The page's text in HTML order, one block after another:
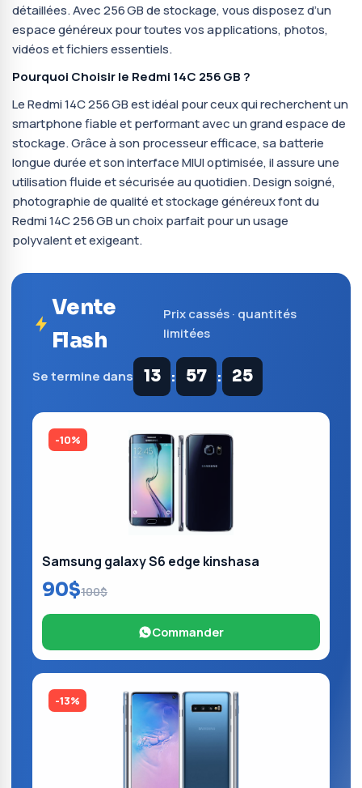
détaillées. Avec 256 GB de stockage, vous disposez d’un
espace généreux pour toutes vos applications, photos,
vidéos et fichiers essentiels.
Pourquoi Choisir le Redmi 14C 256 GB ?
Le Redmi 14C 256 GB est idéal pour ceux qui recherchent un
smartphone fiable et performant avec un grand espace de
stockage. Grâce à son processeur efficace, sa batterie
longue durée et son interface MIUI optimisée, il assure une
utilisation fluide et sécurisée au quotidien. Design soigné,
photographie de qualité et stockage généreux font du
Redmi 14C 256 GB un choix parfait pour un usage
polyvalent et exigeant.
Vente
Flash
Prix cassés · quantités
limitées
Se termine dans 13 : 57 : 24
-10%
Samsung galaxy S6 edge kinshasa
90$100$
Commander
-13%